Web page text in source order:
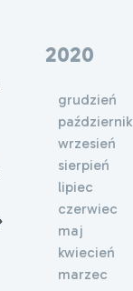
2020
grudzień
październik
wrzesień
sierpień
lipiec
czerwiec
maj
kwiecień
marzec